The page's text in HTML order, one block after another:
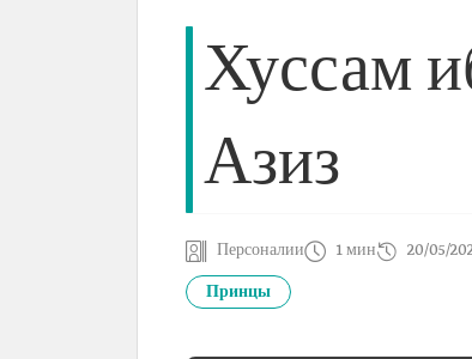
Хуссам
Азиз
Персоналии 1 мин 20/05/
Принцы